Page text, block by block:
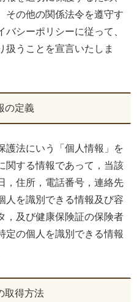
その他の関係法令を遵守す
シーポリシーに従って、
扱うことを宣言いたしま
の定義
護法にいう「個人情報」を
関する情報であって，当該
，住所，電話番号，連絡先
人を識別できる情報及び容
，及び健康保険証の保険者
定の個人を識別できる情報
取得方法